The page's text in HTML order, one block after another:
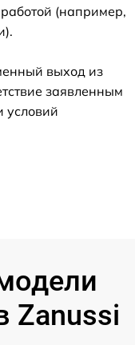
(например,
выход из
заявленным
условий
Zanussi